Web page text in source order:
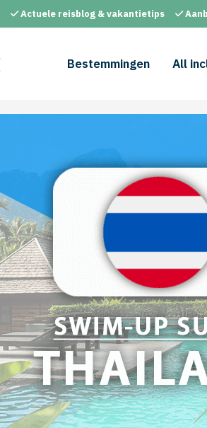
Actuele reisblog & vakantietips
Bestemmingen All